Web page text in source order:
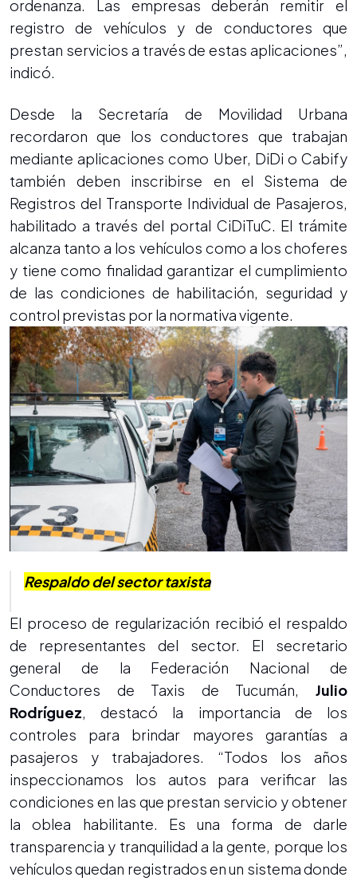
ordenanza. Las empresas deberán remitir el
registro de vehículos y de conductores que
prestan servicios a través de estas aplicaciones”,
indicó.
Desde la Secretaría de Movilidad Urbana
recordaron que los conductores que trabajan
mediante aplicaciones como Uber, DiDi o Cabify
también deben inscribirse en el Sistema de
Registros del Transporte Individual de Pasajeros,
habilitado a través del portal CiDiTuC. El trámite
alcanza tanto a los vehículos como a los choferes
y tiene como finalidad garantizar el cumplimiento
de las condiciones de habilitación, seguridad y
control previstas por la normativa vigente.
Respaldo del sector taxista
El proceso de regularización recibió el respaldo
de representantes del sector. El secretario
general de la Federación Nacional de
Conductores de Taxis de Tucumán, Julio
Rodríguez, destacó la importancia de los
controles para brindar mayores garantías a
pasajeros y trabajadores. “Todos los años
inspeccionamos los autos para verificar las
condiciones en las que prestan servicio y obtener
la oblea habilitante. Es una forma de darle
transparencia y tranquilidad a la gente, porque los
vehículos quedan registrados en un sistema donde